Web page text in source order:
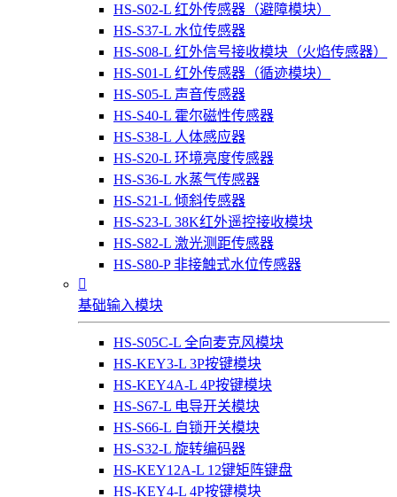
HS-S02-L 红外传感器（避障模块）
HS-S37-L 水位传感器
HS-S08-L 红外信号接收模块（火焰传感器）
HS-S01-L 红外传感器（循迹模块）
HS-S05-L 声音传感器
HS-S40-L 霍尔磁性传感器
HS-S38-L 人体感应器
HS-S20-L 环境亮度传感器
HS-S36-L 水蒸气传感器
HS-S21-L 倾斜传感器
HS-S23-L 38K红外遥控接收模块
HS-S82-L 激光测距传感器
HS-S80-P 非接触式水位传感器

基础输入模块
HS-S05C-L 全向麦克风模块
HS-KEY3-L 3P按键模块
HS-KEY4A-L 4P按键模块
HS-S67-L 电导开关模块
HS-S66-L 自锁开关模块
HS-S32-L 旋转编码器
HS-KEY12A-L 12键矩阵键盘
HS-KEY4-L 4P按键模块